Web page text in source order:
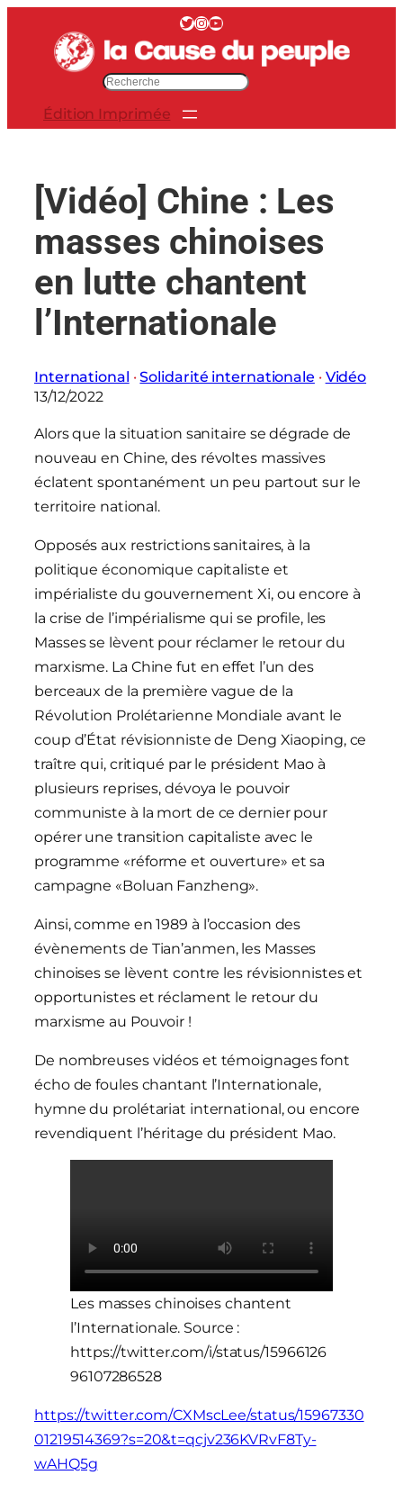
contenu
Twitter InstagramYouTube
r
h
e
r
Édition Imprimée
[Vidéo] Chine : Les
masses chinoises
en lutte chantent
l’Internationale
International · Solidarité internationale · Vidéo
13/12/2022
Alors que la situation sanitaire se dégrade de
nouveau en Chine, des révoltes massives
éclatent spontanément un peu partout sur le
territoire national.
Opposés aux restrictions sanitaires, à la
politique économique capitaliste et
impérialiste du gouvernement Xi, ou encore à
la crise de l’impérialisme qui se profile, les
Masses se lèvent pour réclamer le retour du
marxisme. La Chine fut en effet l’un des
berceaux de la première vague de la
Révolution Prolétarienne Mondiale avant le
coup d’État révisionniste de Deng Xiaoping, ce
traître qui, critiqué par le président Mao à
plusieurs reprises, dévoya le pouvoir
communiste à la mort de ce dernier pour
opérer une transition capitaliste avec le
programme «réforme et ouverture» et sa
campagne «Boluan Fanzheng».
Ainsi, comme en 1989 à l’occasion des
évènements de Tian’anmen, les Masses
chinoises se lèvent contre les révisionnistes et
opportunistes et réclament le retour du
marxisme au Pouvoir !
De nombreuses vidéos et témoignages font
écho de foules chantant l’Internationale,
hymne du prolétariat international, ou encore
revendiquent l’héritage du président Mao.
Les masses chinoises chantent
l’Internationale. Source :
https://twitter.com/i/status/15966126
96107286528
https://twitter.com/CXMscLee/status/15967330
01219514369?s=20&t=qcjv236KVRvF8Ty-
wAHQ5g